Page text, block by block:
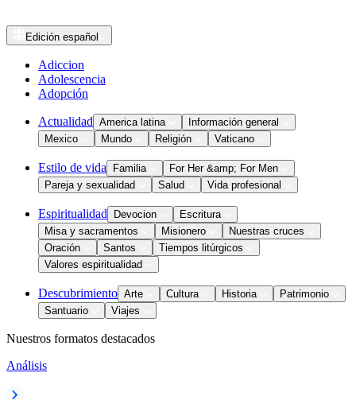
Edición español
Adiccion
Adolescencia
Adopción
Actualidad America latina
Información general
Mexico
Mundo Religión Vaticano
Estilo de vida Familia
For Her &amp; For Men
Pareja y sexualidad
Salud Vida profesional
Espiritualidad Devocion
Escritura
Misa y sacramentos
Misionero
Nuestras cruces
Oración
Santos
Tiempos litúrgicos
Valores espiritualidad
Descubrimiento Arte Cultura Historia
Patrimonio
Santuario
Viajes
Nuestros formatos destacados
Análisis